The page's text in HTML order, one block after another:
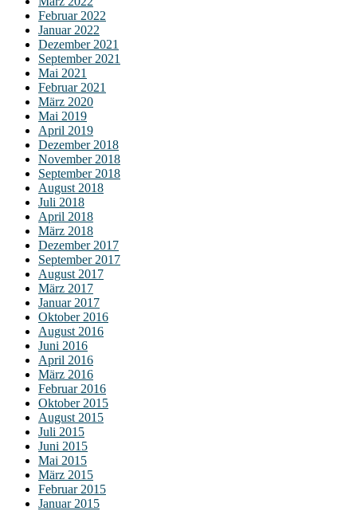
Februar 2022
Januar 2022
Dezember 2021
September 2021
Mai 2021
Februar 2021
März 2020
Mai 2019
April 2019
Dezember 2018
November 2018
September 2018
August 2018
Juli 2018
April 2018
März 2018
Dezember 2017
September 2017
August 2017
März 2017
Januar 2017
Oktober 2016
August 2016
Juni 2016
April 2016
März 2016
Februar 2016
Oktober 2015
August 2015
Juli 2015
Juni 2015
Mai 2015
März 2015
Februar 2015
Januar 2015